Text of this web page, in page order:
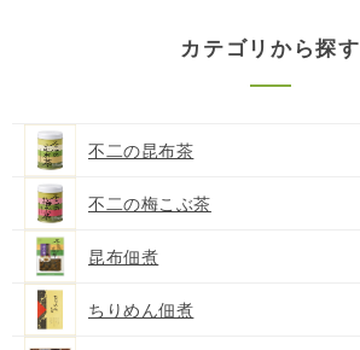
カテゴリから探す
不二の昆布茶
不二の梅こぶ茶
昆布佃煮
ちりめん佃煮